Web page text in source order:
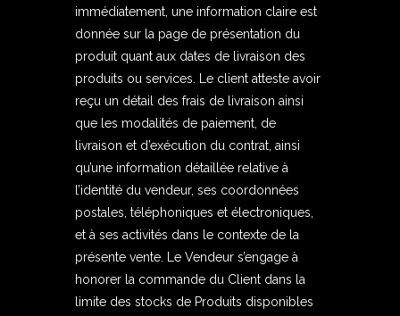
immédiatement, une information claire est
donnée sur la page de présentation du
produit quant aux dates de livraison des
produits ou services. Le client atteste avoir
reçu un détail des frais de livraison ainsi
que les modalités de paiement, de
livraison et d’exécution du contrat, ainsi
qu’une information détaillée relative à
l’identité du vendeur, ses coordonnées
postales, téléphoniques et électroniques,
et à ses activités dans le contexte de la
présente vente. Le Vendeur s’engage à
honorer la commande du Client dans la
limite des stocks de Produits disponibles